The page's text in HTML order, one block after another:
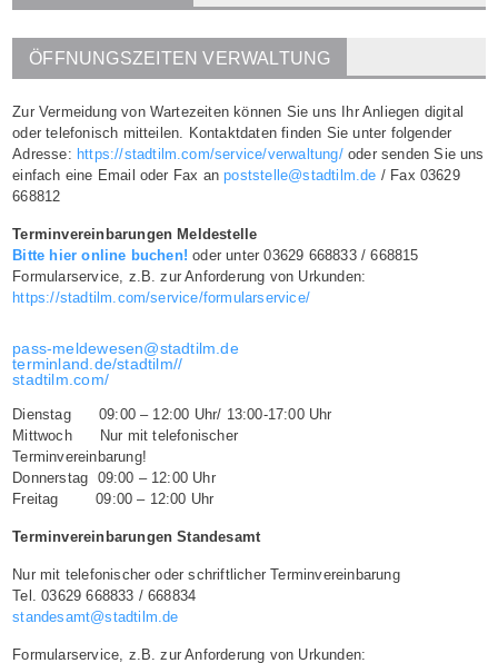
ÖFFNUNGSZEITEN VERWALTUNG
Zur Vermeidung von Wartezeiten können Sie uns Ihr Anliegen digital
oder telefonisch mitteilen. Kontaktdaten finden Sie unter folgender
Adresse: https://stadtilm.com/service/verwaltung/oder senden Sie uns
einfach eine Email oder Fax anpoststelle@stadtilm.de / Fax 03629
668812
Terminvereinbarungen Meldestelle
Bitte hier online buchen! oder unter 03629 668833 / 668815
Formularservice, z.B. zur Anforderung von Urkunden:
https://stadtilm.com/service/formularservice/
pass-meldewesen@stadtilm.de
terminland.de/stadtilm//
stadtilm.com/
Dienstag 09:00 – 12:00 Uhr/ 13:00-17:00 Uhr
Mittwoch Nur mit telefonischer
Terminvereinbarung!
Donnerstag 09:00 – 12:00 Uhr
Freitag 09:00 – 12:00 Uhr
Terminvereinbarungen Standesamt
Nur mit telefonischer oder schriftlicher Terminvereinbarung
Tel. 03629 668833 / 668834
standesamt@stadtilm.de
Formularservice, z.B. zur Anforderung von Urkunden: